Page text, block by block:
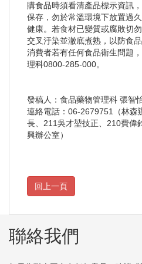
購食品時須看清產品標示資訊
保存，勿於常溫環境下放置過
健康。若食材已變質或腐敗切
交叉汙染並澈底煮熟，以防食
消費者若有任何食品衛生問題
理科0800-285-000。
發稿人：食品藥物管理科 張智
連絡電話：06-2679751（林森
長、211吳才堃技正、210費偉
興辦公室）
聯絡我們